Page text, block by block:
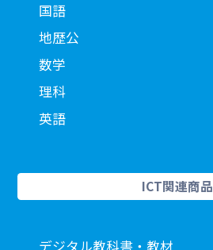
国語
地歴公
数学
理科
英語
ICT関連商品
デジタル教科書・教材